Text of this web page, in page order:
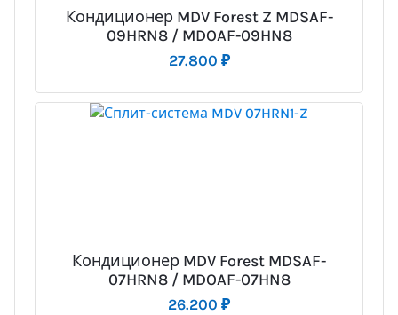
Кондиционер MDV Forest Z MDSAF-
09HRN8 / MDOAF-09HN8
27.800 ₽
Кондиционер MDV Forest MDSAF-
07HRN8 / MDOAF-07HN8
26.200 ₽